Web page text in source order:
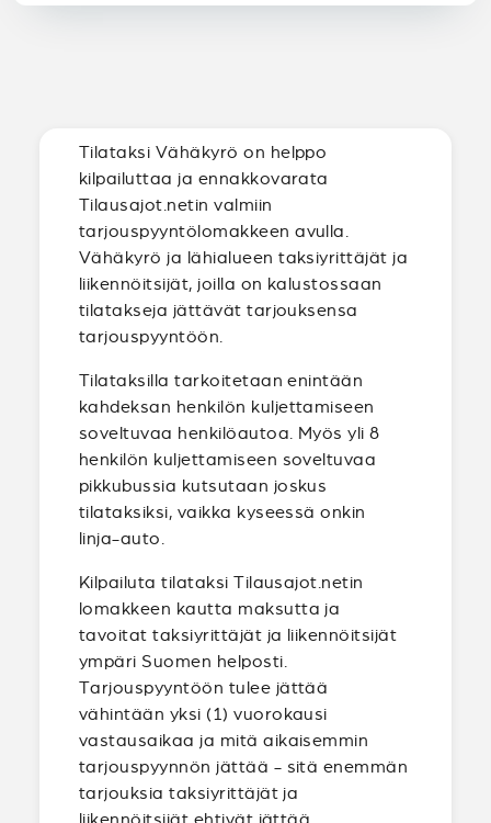
Tilataksi Vähäkyrö on helppo
kilpailuttaa ja ennakkovarata
Tilausajot.netin valmiin
tarjouspyyntölomakkeen avulla.
Vähäkyrö ja lähialueen taksiyrittäjät ja
liikennöitsijät, joilla on kalustossaan
tilatakseja jättävät tarjouksensa
tarjouspyyntöön.
Tilataksilla tarkoitetaan enintään
kahdeksan henkilön kuljettamiseen
soveltuvaa henkilöautoa. Myös yli 8
henkilön kuljettamiseen soveltuvaa
pikkubussia kutsutaan joskus
tilataksiksi, vaikka kyseessä onkin
linja-auto.
Kilpailuta tilataksi Tilausajot.netin
lomakkeen kautta maksutta ja
tavoitat taksiyrittäjät ja liikennöitsijät
ympäri Suomen helposti.
Tarjouspyyntöön tulee jättää
vähintään yksi (1) vuorokausi
vastausaikaa ja mitä aikaisemmin
tarjouspyynnön jättää - sitä enemmän
tarjouksia taksiyrittäjät ja
liikennöitsijät ehtivät jättää.